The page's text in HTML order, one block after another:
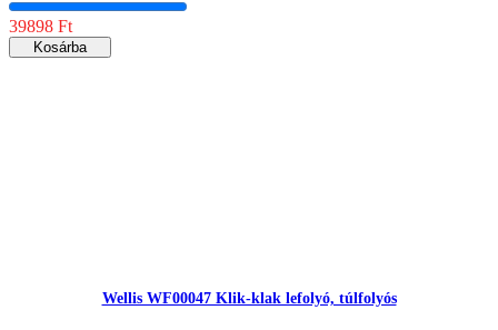
39898 Ft
Kosárba
Wellis WF00047 Klik-klak lefolyó, túlfolyós